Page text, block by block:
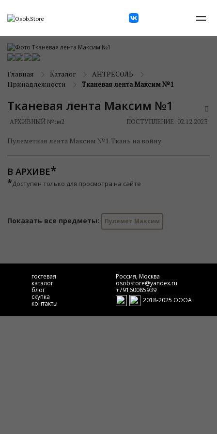
Главная Каталог
АНТРЕСОЛЬ
Принадлежности
Тканевая лента Максим №1
Тканевая лента Максим №1
АРХИВНЫЙ №:м2 ПОСТУПЛЕНИЕ: 02.12.2023
Пулеметная лента Максим №1. Ткань на войну.
В АРХИВЕ
*Доступен только для просмотра на сайте
Показать все предметы: Пулемет Максим
гостевая
каталог
блог
скупка
контакты
Россия, Москва
osobstore@yandex.ru
+79160085939
2018-2025 ОООА